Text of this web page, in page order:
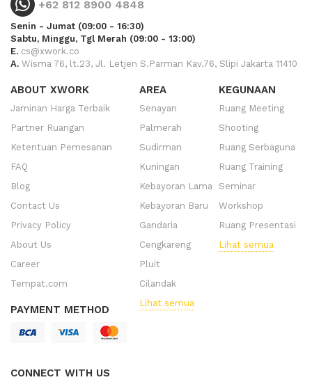
+62 812 8900 4848
Senin - Jumat (09:00 - 16:30)
Sabtu, Minggu, Tgl Merah (09:00 - 13:00)
E. cs@xwork.co
A. Wisma 76, lt.23, Jl. Letjen S.Parman Kav.76, Slipi Jakarta 11410
ABOUT XWORK
Jaminan Harga Terbaik
Partner Ruangan
Ketentuan Pemesanan
FAQ
Blog
Contact Us
Privacy Policy
About Us
Career
Tempat.com
PAYMENT METHOD
CONNECT WITH US
AREA
Senayan
Palmerah
Sudirman
Kuningan
Kebayoran Lama
Kebayoran Baru
Gandaria
Cengkareng
Pluit
Cilandak
Lihat semua
KEGUNAAN
Ruang Meeting
Shooting
Ruang Serbaguna
Ruang Training
Seminar
Workshop
Ruang Presentasi
Lihat semua